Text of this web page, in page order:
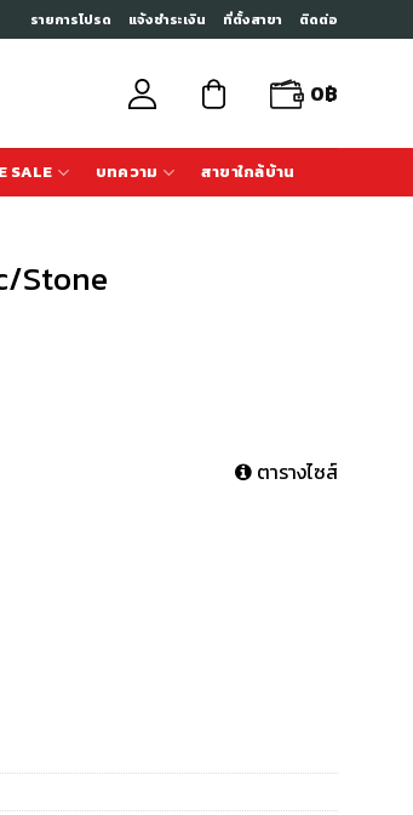
รายการโปรด แจ้งชำระเงิน ที่ตั้งสาขา ติดต่อ
0฿
SALE บทความ สาขาใกล้บ้าน
Stone
ตารางไซส์